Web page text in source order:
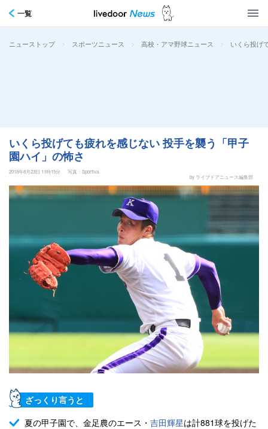
一覧
ニューストップ > スポーツニュース > 高校・アマ野球ニュース > いくら投げ
いくら投げても疲れを感じない 投手を襲う「甲子
園ハイ」の怖さ
2018年8月23日 11時15分
写真：Sportiva
by ライブドアニュース編集部
ざっくり言うと
夏の甲子園で、金足農のエース・ 吉田輝星は計881球を投げた